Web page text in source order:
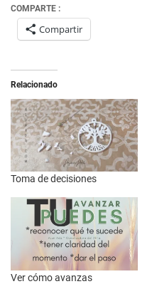
COMPARTE :
Compartir
Relacionado
Toma de decisiones
Ver cómo avanzas